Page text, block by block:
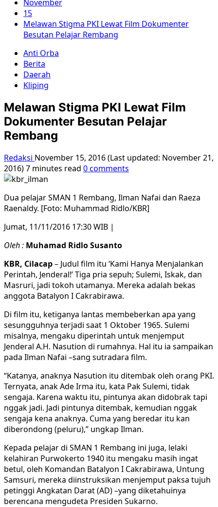
November
15
Melawan Stigma PKI Lewat Film Dokumenter
Besutan Pelajar Rembang
Anti Orba
Berita
Daerah
Kliping
Melawan Stigma PKI Lewat Film
Dokumenter Besutan Pelajar
Rembang
Redaksi November 15, 2016 (Last updated: November 21,
2016)7 minutes read 0 comments
Dua pelajar SMAN 1 Rembang, Ilman Nafai dan Raeza
Raenaldy. [Foto: Muhammad Ridlo/KBR]
Jumat, 11/11/2016 17:30 WIB |
Oleh : Muhamad Ridlo Susanto
KBR, Cilacap– Judul film itu ‘Kami Hanya Menjalankan
Perintah, Jenderal!’ Tiga pria sepuh; Sulemi, Iskak, dan
Masruri, jadi tokoh utamanya. Mereka adalah bekas
anggota Batalyon I Cakrabirawa.
Di film itu, ketiganya lantas membeberkan apa yang
sesungguhnya terjadi saat 1 Oktober 1965. Sulemi
misalnya, mengaku diperintah untuk menjemput
Jenderal A.H. Nasution di rumahnya. Hal itu ia sampaikan
pada Ilman Nafai –sang sutradara film.
“Katanya, anaknya Nasution itu ditembak oleh orang PKI.
Ternyata, anak Ade Irma itu, kata Pak Sulemi, tidak
sengaja. Karena waktu itu, pintunya akan didobrak tapi
nggak jadi. Jadi pintunya ditembak, kemudian nggak
sengaja kena anaknya. Cuma yang beredar itu kan
diberondong (peluru),” ungkap Ilman.
Kepada pelajar di SMAN 1 Rembang ini juga, lelaki
kelahiran Purwokerto 1940 itu mengaku masih ingat
betul, oleh Komandan Batalyon I Cakrabirawa, Untung
Samsuri, mereka diinstruksikan menjemput paksa tujuh
petinggi Angkatan Darat (AD) –yang diketahuinya
berencana mengudeta Presiden Sukarno.